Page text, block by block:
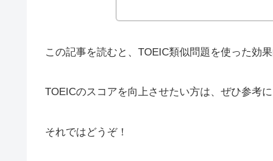
この記事を読むと、TOEIC類似問題を使った効
TOEICのスコアを向上させたい方は、ぜひ参考
それではどうぞ！